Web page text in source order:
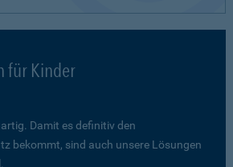
für Kinder
Damit es definitiv den
bekommt, sind auch unsere Lösungen